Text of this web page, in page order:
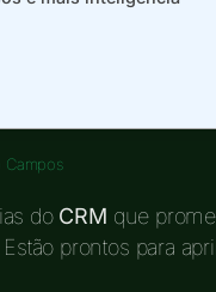
Campos
do CRM que
prontos para